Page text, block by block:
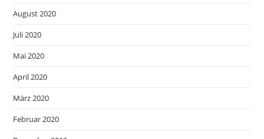
August 2020
Juli 2020
Mai 2020
April 2020
März 2020
Februar 2020